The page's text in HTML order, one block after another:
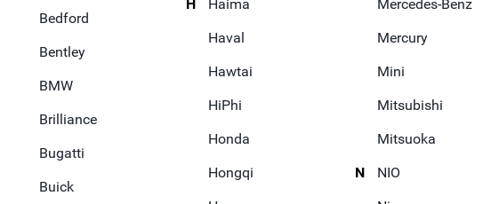
Bedford
Bentley
BMW
Brilliance
Bugatti
Buick
H
Haima
Haval
Hawtai
HiPhi
Honda
Hongqi
Mercedes-Benz
Mercury
Mini
Mitsubishi
Mitsuoka
N
NIO